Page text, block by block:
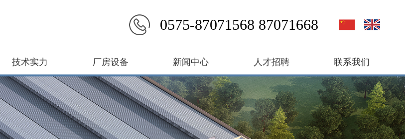
0575-87071568 87071668
技术实力 厂房设备 新闻中心 人才招聘 联系我们